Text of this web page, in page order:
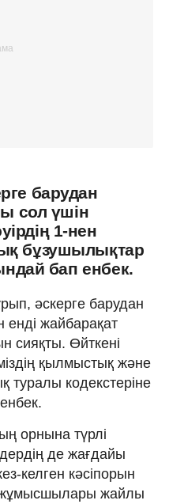
барудан
сол үшін
1-нен
бұзушылықтар
бап енбек.
әскерге барудан
енді жайбарақат
сияқты. Өйткені
қылмыстық және
туралы кодекстеріне
орнына түрлі
де жағдайы
келген кәсіпорын
жұмысшылары жайлы